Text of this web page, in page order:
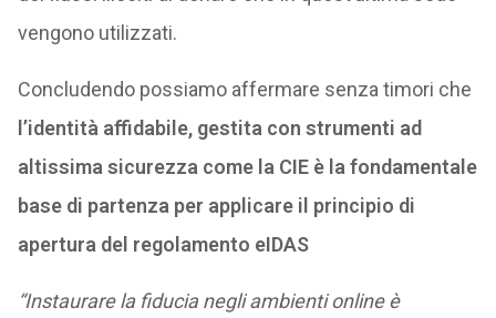
vengono utilizzati.
Concludendo possiamo affermare senza timori che
l’identità affidabile, gestita con strumenti ad
altissima sicurezza come la CIE è la fondamentale
base di partenza per applicare il principio di
apertura del regolamento eIDAS
“Instaurare la fiducia negli ambienti online è